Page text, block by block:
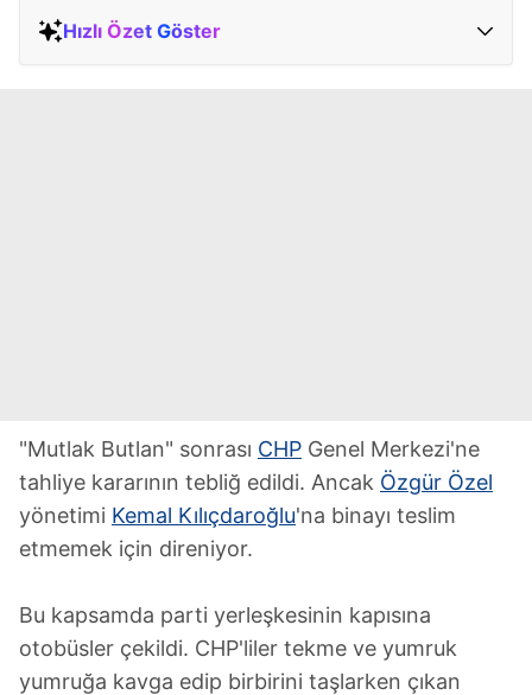
Hızlı Özet Göster
"Mutlak Butlan" sonrası CHP Genel Merkezi'ne
tahliye kararının tebliğ edildi. Ancak Özgür Özel
yönetimi Kemal Kılıçdaroğlu'na binayı teslim
etmemek için direniyor.
Bu kapsamda parti yerleşkesinin kapısına
otobüsler çekildi. CHP'liler tekme ve yumruk
yumruğa kavga edip birbirini taşlarken çıkan